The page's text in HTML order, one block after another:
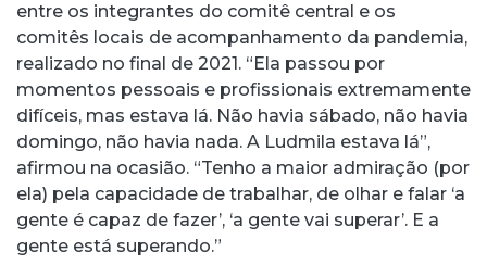
entre os integrantes do comitê central e os
comitês locais de acompanhamento da pandemia,
realizado no final de 2021. “Ela passou por
momentos pessoais e profissionais extremamente
difíceis, mas estava lá. Não havia sábado, não havia
domingo, não havia nada. A Ludmila estava lá”,
afirmou na ocasião. “Tenho a maior admiração (por
ela) pela capacidade de trabalhar, de olhar e falar ‘a
gente é capaz de fazer’, ‘a gente vai superar’. E a
gente está superando.”